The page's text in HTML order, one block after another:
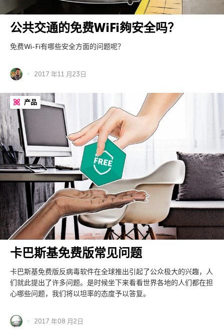
公共交通的免费WiFi夠安全吗？
免费Wi-Fi有哪些安全方面的问题呢？
2017 年11 月23日
产品
卡巴斯基免费版常见问题
卡巴斯基免费版反病毒软件在全球推出引起了公众极大的兴趣，人
们就此提出了许多问题。是时候坐下来看看世界各地的人们都在担
心哪些问题，我们将以坦率的态度予以答复。
2017 年08 月2日